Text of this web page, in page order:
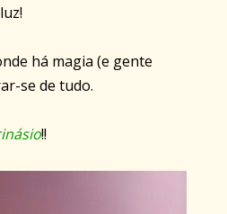
há magia (e gente
se de tudo.
!!